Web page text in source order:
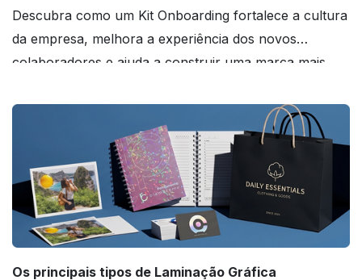
Descubra como um Kit Onboarding fortalece a cultura
da empresa, melhora a experiência dos novos
colaboradores e ajuda a construir uma marca mais
Os principais tipos de Laminação Gráfica